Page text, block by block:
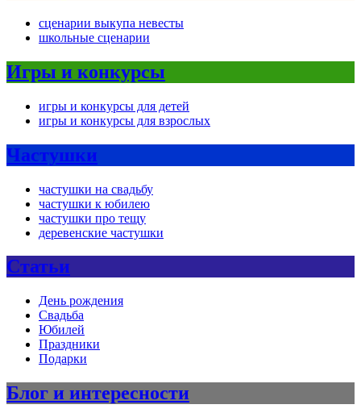
сценарии выкупа невесты
школьные сценарии
Игры и конкурсы
игры и конкурсы для детей
игры и конкурсы для взрослых
Частушки
частушки на свадьбу
частушки к юбилею
частушки про тещу
деревенские частушки
Статьи
День рождения
Свадьба
Юбилей
Праздники
Подарки
Блог и интересности